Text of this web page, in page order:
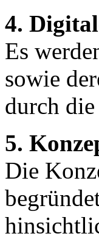
4.
Es
sowie
durch
5.
Die